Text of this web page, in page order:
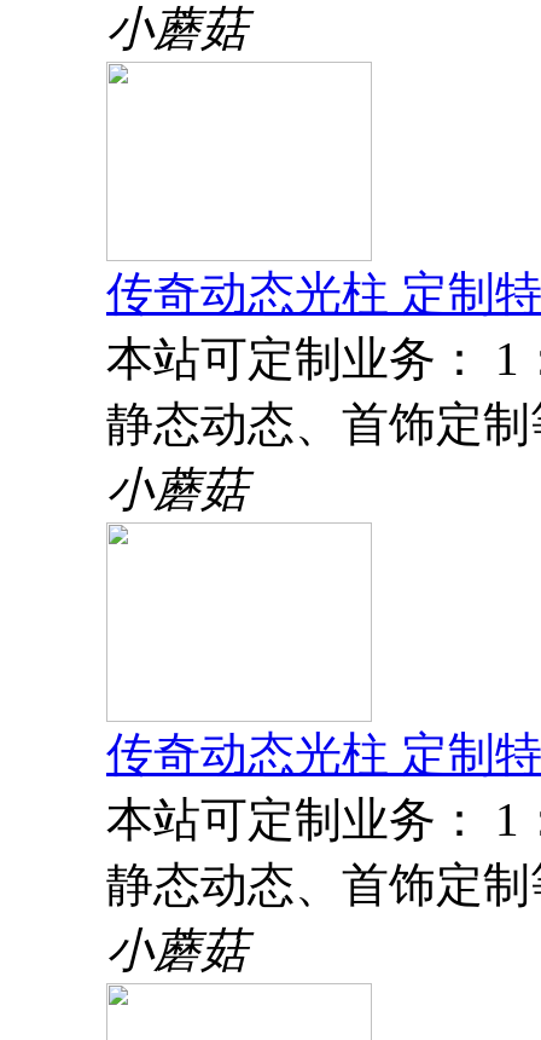
小蘑菇
传奇动态光柱 定制
本站可定制业务： 1
静态动态、首饰定
小蘑菇
传奇动态光柱 定制
本站可定制业务： 1
静态动态、首饰定
小蘑菇